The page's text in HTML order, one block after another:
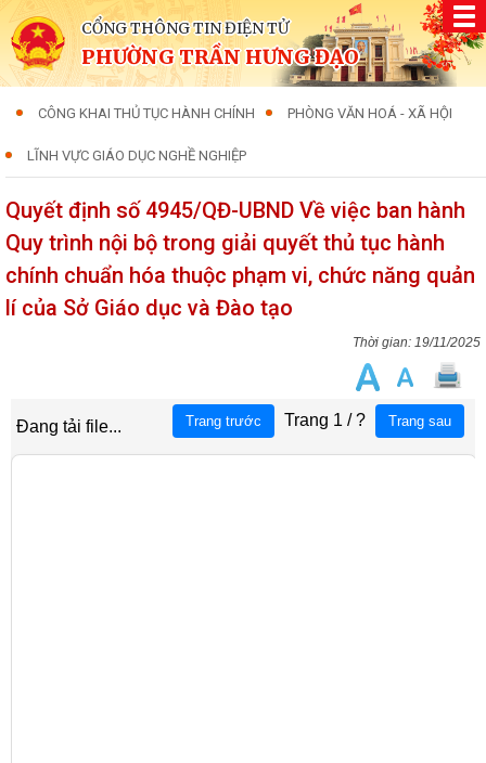
CỔNG THÔNG TIN ĐIỆN TỬ
PHƯỜNG TRẦN HƯNG ĐẠO
CÔNG KHAI THỦ TỤC HÀNH CHÍNH PHÒNG VĂN HOÁ - XÃ HỘI
LĨNH VỰC GIÁO DỤC NGHỀ NGHIỆP
Quyết định số 4945/QĐ-UBND Về việc ban hành
Quy trình nội bộ trong giải quyết thủ tục hành
chính chuẩn hóa thuộc phạm vi, chức năng quản
lí của Sở Giáo dục và Đào tạo
19/11/2025